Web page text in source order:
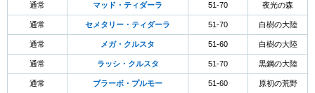
通常 マッド・ティダーラ 51-70 夜光の森
通常 セメタリー・ティダーラ 51-70 白樹の大陸
通常 メガ・クルスタ 51-60 白樹の大陸
通常 ラッシ・クルスタ 51-70 黒鋼の大陸
通常 ブラーボ・プルモー 51-60 原初の荒野